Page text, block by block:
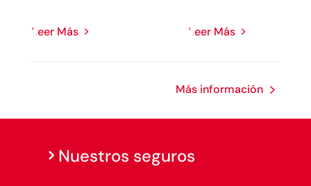
Leer Más Leer Más
Más información
Nuestros seguros